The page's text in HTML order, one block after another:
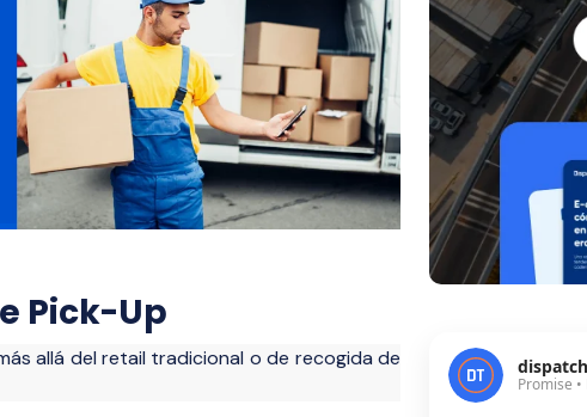
Pick-Up
allá del retail tradicional o de recogida de
Promise